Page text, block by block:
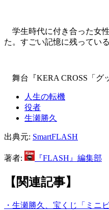
学生時代に付き合った女
た。すごい記憶に残ってい
舞台『KERA CROSS「グ
人生の転機
役者
生瀬勝久
出典元: SmartFLASH
著者: 『FLASH』編集部
【関連記事】
・生瀬勝久、宝くじ「ミニ